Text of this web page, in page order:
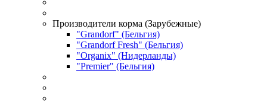
Производители корма (Зарубежные)
"Grandorf" (Бельгия)
"Grandorf Fresh" (Бельгия)
"Organix" (Нидерланды)
"Premier" (Бельгия)